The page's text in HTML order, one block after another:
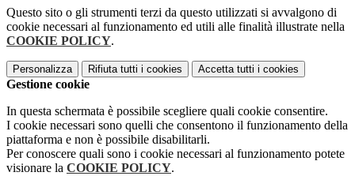
Questo sito o gli strumenti terzi da questo utilizzati si avvalgono di
cookie necessari al funzionamento ed utili alle finalità illustrate nella
COOKIE POLICY.
Personalizza Rifiuta tutti i cookies Accetta tutti i cookies
Gestione cookie
In questa schermata è possibile scegliere quali cookie consentire.
I cookie necessari sono quelli che consentono il funzionamento della
piattaforma e non è possibile disabilitarli.
Per conoscere quali sono i cookie necessari al funzionamento potete
visionare la COOKIE POLICY.